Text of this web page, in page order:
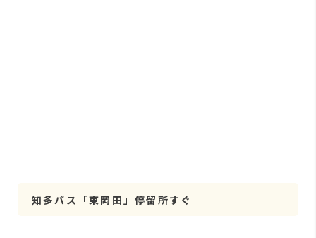
知多バス「東岡田」停留所すぐ